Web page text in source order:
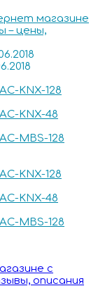
магазине
– цены,
KNX-128
KNX-48
MBS-128
KNX-128
KNX-48
MBS-128